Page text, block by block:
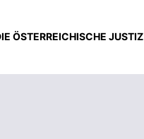
ÖSTERREICHISCHE JUSTIZ